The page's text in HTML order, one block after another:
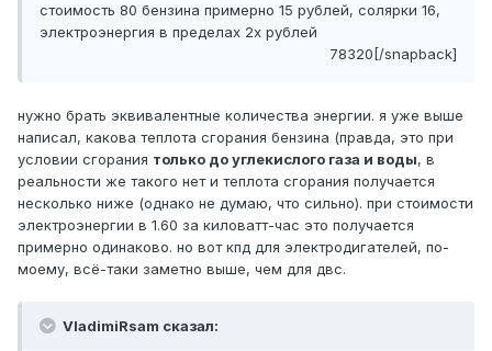
стоимость 80 бензина примерно 15 рублей, солярки 16,
электроэнергия в пределах 2х рублей
78320[/snapback]
нужно брать эквивалентные количества энергии. я уже выше
написал, какова теплота сгорания бензина (правда, это при
условии сгорания только до углекислого газа и воды, в
реальности же такого нет и теплота сгорания получается
несколько ниже (однако не думаю, что сильно). при стоимости
электроэнергии в 1.60 за киловатт-час это получается
примерно одинаково. но вот кпд для электродигателей, по-
моему, всё-таки заметно выше, чем для двс.
VladimiRsam сказал: